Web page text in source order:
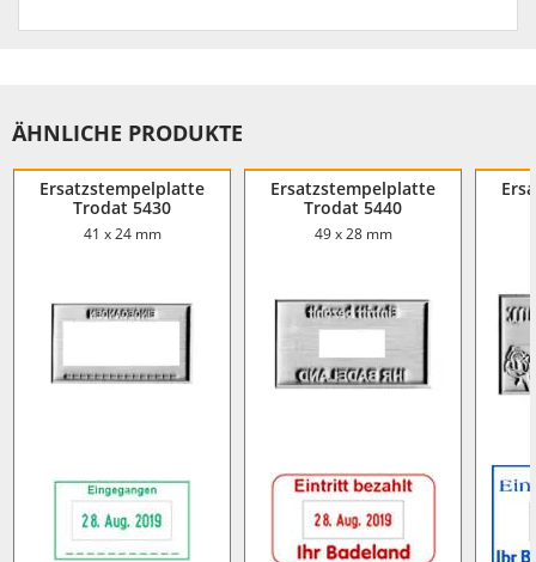
ÄHNLICHE PRODUKTE
Ersatzstempelplatte
Trodat 5430
41 x 24 mm
Ersatzstempelplatte
Trodat 5440
49 x 28 mm